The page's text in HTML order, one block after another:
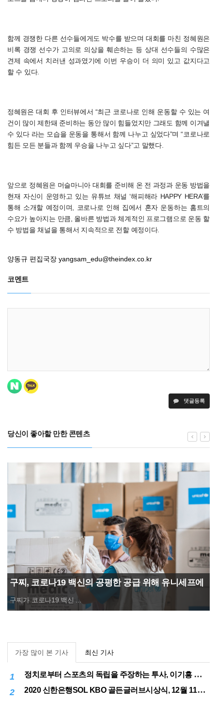
함께 경쟁한 다른 선수들에게도 박수를 받으며 대회를 마친 정혜원은
비록 경쟁 선수가 고의로 의상을 훼손하는 등 상대 선수들의 수많은
견제 속에서 치러낸 성과였기에 이번 우승이 더 의미 있고 값지다고
할 수 있다.
정혜원은 대회 후 인터뷰에서 “최근 코로나로 인해 운동할 수 있는 여
건이 많이 제한돼 준비하는 동안 많이 힘들었지만 그래도 함께 이겨낼
수 있다 라는 모습을 운동을 통해서 함께 나누고 싶었다”며 “코로나로
힘든 모든 분들과 함께 우승을 나누고 싶다”고 말했다.
앞으로 정혜원은 머슬마니아 대회를 준비해 온 전 과정과 운동 방법을
현재 자신이 운영하고 있는 유튜브 채널 ‘해피해라 HAPPY HERA’를
통해 소개할 예정이며, 코로나로 인해 집에서 혼자 운동하는 홈트의
수요가 높아지는 만큼, 올바른 방법과 체계적인 프로그램으로 운동 할
수 방법을 채널을 통해서 지속적으로 전할 예정이다.
양동규 편집국장 yangsam_edu@theindex.co.kr
코멘트
댓글등록
당신이 좋아할 만한 콘텐츠
구찌, 코로나19 백신의 공평한 공급 위해 유니세프에
50만달러 기부
구찌가 코로나19 백신 ...
가장 많이 본 기사 최신 기사
1 정치로부터 스포츠의 독립을 주장하는 투사, 이기흥 대한체육회장 연임 성공
2 2020 신한은행SOL KBO 골든글러브시상식, 12월 11일(금) 시행